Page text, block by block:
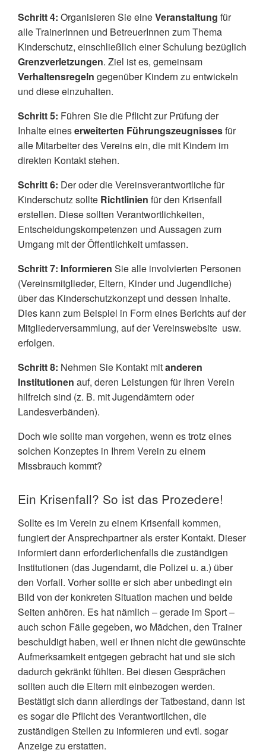
Schritt 4: Organisieren Sie eineVeranstaltung für
alle TrainerInnen und BetreuerInnen zum Thema
Kinderschutz, einschließlich einer Schulung bezüglich
Grenzverletzungen. Ziel ist es, gemeinsam
Verhaltensregeln gegenüber Kindern zu entwickeln
und diese einzuhalten.
Schritt 5: Führen Sie die Pflicht zur Prüfung der
Inhalte eineserweiterten Führungszeugnissesfür
alle Mitarbeiter des Vereins ein, die mit Kindern im
direkten Kontakt stehen.
Schritt 6: Der oder die Vereinsverantwortliche für
Kinderschutz sollte Richtlinien für den Krisenfall
erstellen. Diese sollten Verantwortlichkeiten,
Entscheidungskompetenzen und Aussagen zum
Umgang mit der Öffentlichkeit umfassen.
Schritt 7: Informieren Sie alle involvierten Personen
(Vereinsmitglieder, Eltern, Kinder und Jugendliche)
über das Kinderschutzkonzept und dessen Inhalte.
Dies kann zum Beispiel in Form eines Berichts auf der
Mitgliederversammlung, auf der Vereinswebsite usw.
erfolgen.
Schritt 8: Nehmen Sie Kontakt mitanderen
Institutionen auf, deren Leistungen für Ihren Verein
hilfreich sind (z. B. mit Jugendämtern oder
Landesverbänden).
Doch wie sollte man vorgehen, wenn es trotz eines
solchen Konzeptes in Ihrem Verein zu einem
Missbrauch kommt?
Ein Krisenfall? So ist das Prozedere!
Sollte es im Verein zu einem Krisenfall kommen,
fungiert derAnsprechpartnerals erster Kontakt. Dieser
informiert dann erforderlichenfallsdie zuständigen
Institutionen (das Jugendamt, die Polizei u. a.) über
den Vorfall. Vorher sollte er sich aber unbedingt ein
Bild von der konkreten Situation machen und beide
Seiten anhören. Es hat nämlich – gerade im Sport –
auch schon Fälle gegeben, wo Mädchen, den Trainer
beschuldigt haben, weil er ihnen nicht die gewünschte
Aufmerksamkeitentgegen gebracht hat und sie sich
dadurch gekränkt fühlten. Bei diesen Gesprächen
sollten auch die Eltern mit einbezogen werden.
Bestätigt sich dann allerdings der Tatbestand, dann ist
es sogar die Pflicht des Verantwortlichen, die
zuständigen Stellen zu informieren und evtl. sogar
Anzeige zu erstatten.